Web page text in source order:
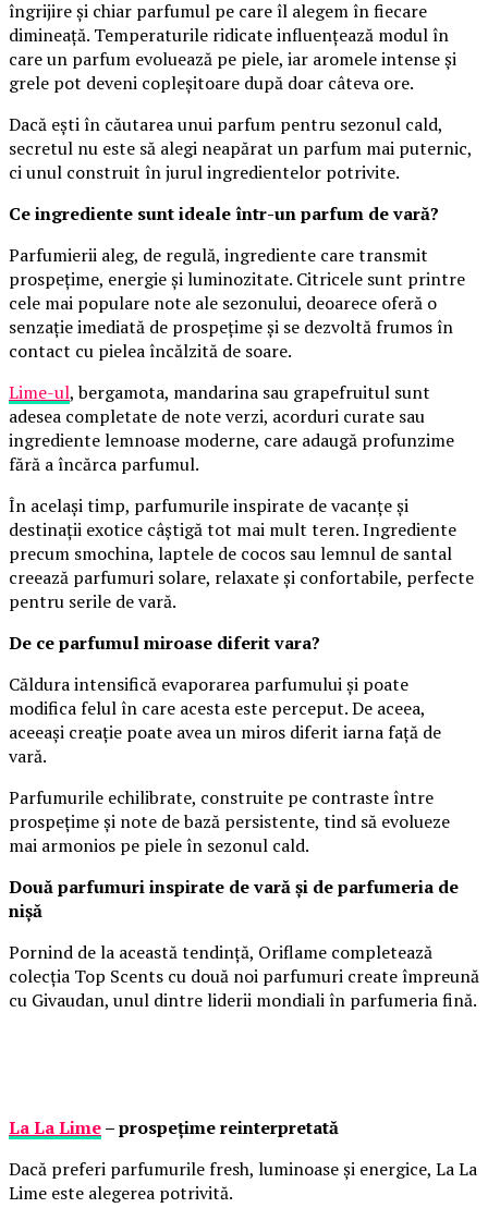
îngrijire și chiar parfumul pe care îl alegem în fiecare
dimineață. Temperaturile ridicate influențează modul în
care un parfum evoluează pe piele, iar aromele intense și
grele pot deveni copleșitoare după doar câteva ore.
Dacă ești în căutarea unui parfum pentru sezonul cald,
secretul nu este să alegi neapărat un parfum mai puternic,
ci unul construit în jurul ingredientelor potrivite.
Ce ingrediente sunt ideale într-un parfum de vară?
Parfumierii aleg, de regulă, ingrediente care transmit
prospețime, energie și luminozitate. Citricele sunt printre
cele mai populare note ale sezonului, deoarece oferă o
senzație imediată de prospețime și se dezvoltă frumos în
contact cu pielea încălzită de soare.
Lime-ul, bergamota, mandarina sau grapefruitul sunt
adesea completate de note verzi, acorduri curate sau
ingrediente lemnoase moderne, care adaugă profunzime
fără a încărca parfumul.
În același timp, parfumurile inspirate de vacanțe și
destinații exotice câștigă tot mai mult teren. Ingrediente
precum smochina, laptele de cocos sau lemnul de santal
creează parfumuri solare, relaxate și confortabile, perfecte
pentru serile de vară.
De ce parfumul miroase diferit vara?
Căldura intensifică evaporarea parfumului și poate
modifica felul în care acesta este perceput. De aceea,
aceeași creație poate avea un miros diferit iarna față de
vară.
Parfumurile echilibrate, construite pe contraste între
prospețime și note de bază persistente, tind să evolueze
mai armonios pe piele în sezonul cald.
Două parfumuri inspirate de vară și de parfumeria de
nișă
Pornind de la această tendință, Oriflame completează
colecția Top Scents cu două noi parfumuri create împreună
cu Givaudan, unul dintre liderii mondiali în parfumeria fină.
La La Lime– prospețime reinterpretată
Dacă preferi parfumurile fresh, luminoase și energice, La La
Lime este alegerea potrivită.